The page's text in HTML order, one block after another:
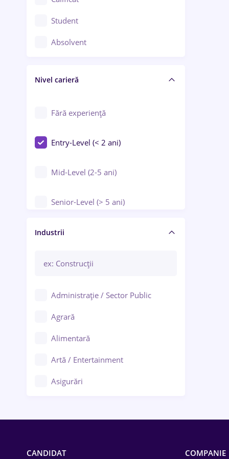
Construcții / Instalații
Controlul calității
Educație / Training / Arte
Student
Absolvent
Nivel carieră
Fără experiență
Entry-Level (< 2 ani)
Mid-Level (2-5 ani)
Senior-Level (> 5 ani)
Manager / Executiv
Industrii
Administrație / Sector Public
Agrară
Alimentară
Artă / Entertainment
Asigurări
CANDIDAT COMPANIE